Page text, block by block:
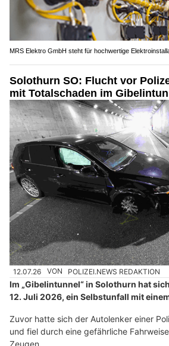
MRS Elektro GmbH steht für hochwertige
Solothurn SO: Flucht vor
mit Totalschaden im
12.07.26 VON POLIZEI.NEWS REDAKTION
Im „Gibelintunnel“ in Solothurn hat
12. Juli 2026, ein Selbstunfall mit
Zuvor hatte sich der Autolenker einer
und fiel durch eine gefährliche
Zeugen.